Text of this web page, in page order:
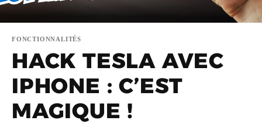
FONCTIONNALITÉS
HACK TESLA AVEC
IPHONE : C’EST
MAGIQUE !